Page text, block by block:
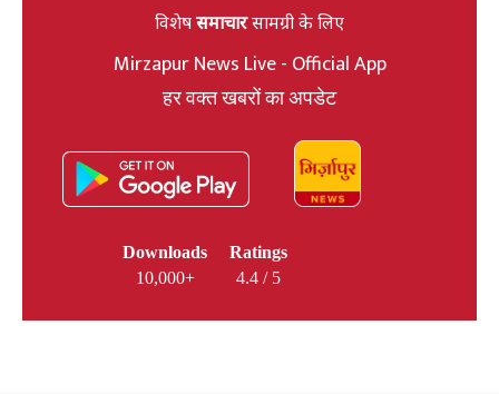
विशेषसमाचारसामग्री के लिए
Mirzapur News Live - Official App
हर वक्त खबरों का अपडेट
Downloads
10,000+
Ratings
4.4 / 5